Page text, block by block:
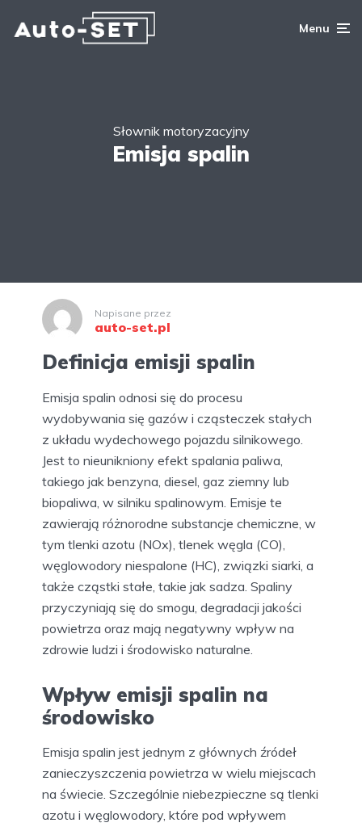
Menu
Słownik motoryzacyjny
Emisja spalin
Napisane przez
auto-set.pl
Definicja emisji spalin
Emisja spalin odnosi się do procesu
wydobywania się gazów i cząsteczek stałych
z układu wydechowego pojazdu silnikowego.
Jest to nieunikniony efekt spalania paliwa,
takiego jak benzyna, diesel, gaz ziemny lub
biopaliwa, w silniku spalinowym. Emisje te
zawierają różnorodne substancje chemiczne, w
tym tlenki azotu (NOx), tlenek węgla (CO),
węglowodory niespalone (HC), związki siarki, a
także cząstki stałe, takie jak sadza. Spaliny
przyczyniają się do smogu, degradacji jakości
powietrza oraz mają negatywny wpływ na
zdrowie ludzi i środowisko naturalne.
Wpływ emisji spalin na
środowisko
Emisja spalin jest jednym z głównych źródeł
zanieczyszczenia powietrza w wielu miejscach
na świecie. Szczególnie niebezpieczne są tlenki
azotu i węglowodory, które pod wpływem